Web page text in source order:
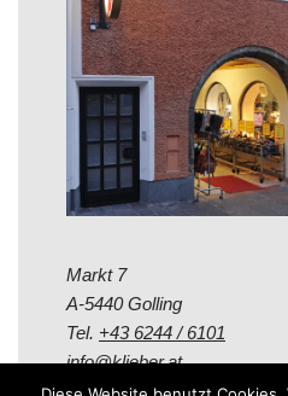
Markt 7
A-5440 Golling
Tel. +43 6244 / 6101
info@klieber.at